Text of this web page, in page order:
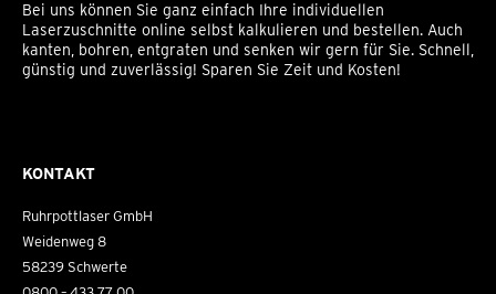
Bei uns können Sie ganz einfach Ihre individuellen
Laserzuschnitte online selbst kalkulieren und bestellen. Auch
kanten, bohren, entgraten und senken wir gern für Sie. Schnell,
günstig und zuverlässig! Sparen Sie Zeit und Kosten!
KONTAKT
Ruhrpottlaser GmbH
Weidenweg 8
58239 Schwerte